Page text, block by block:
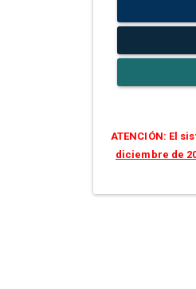
ATENCIÓN: El
diciembre de